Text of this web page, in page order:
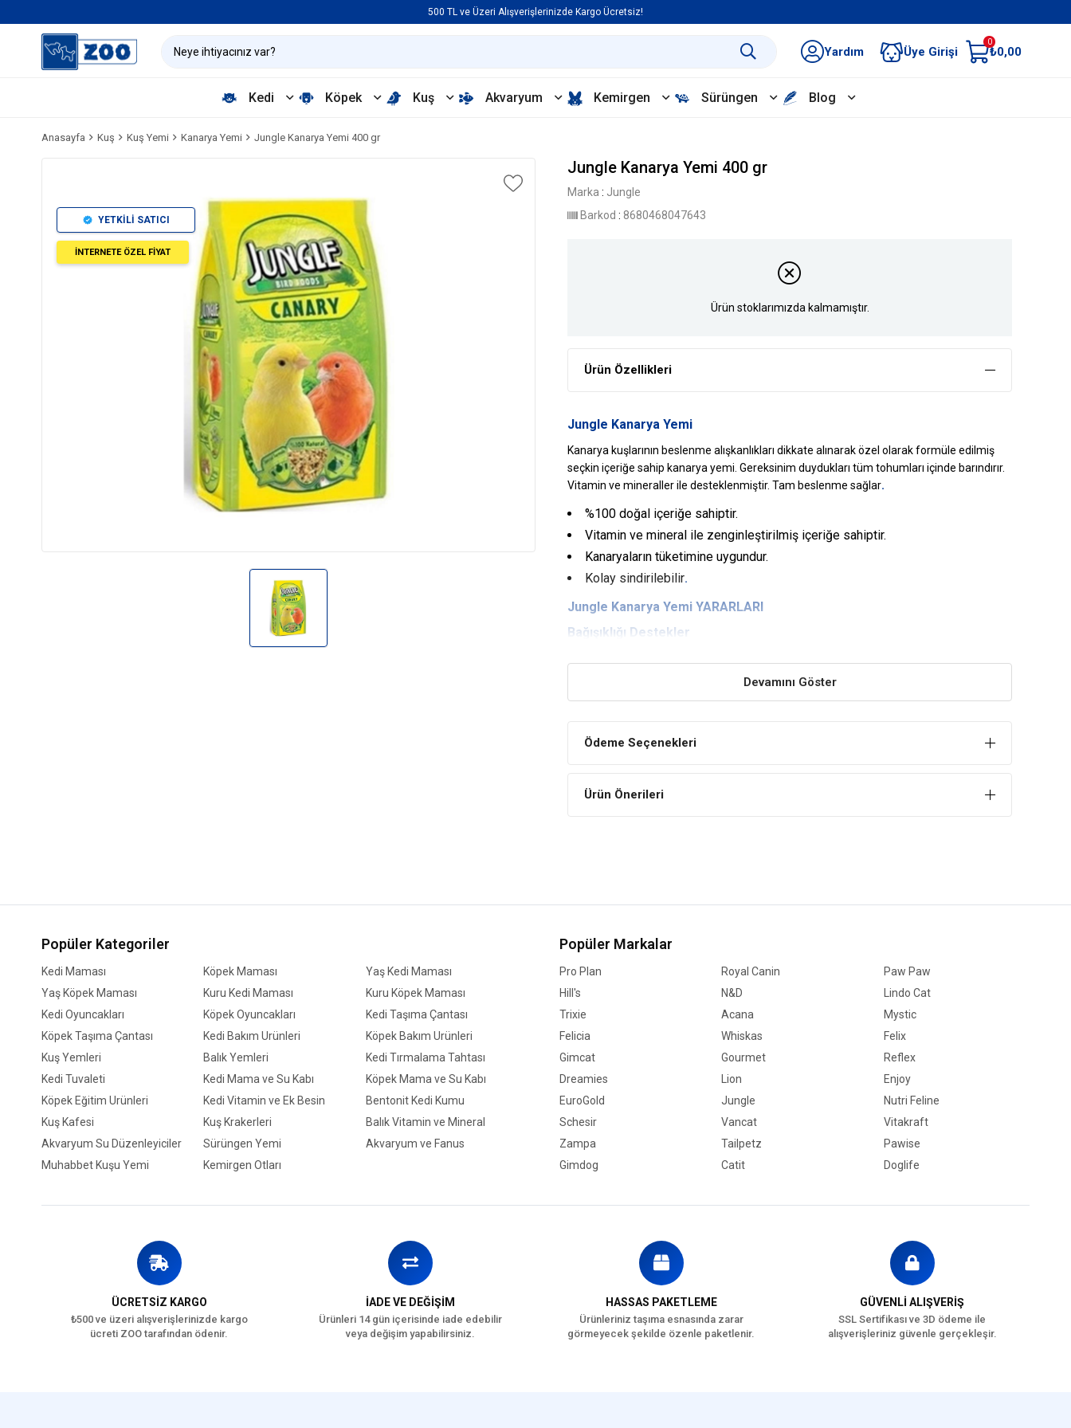
500 TL ve Üzeri Alışverişlerinizde Kargo Ücretsiz!
Yardım Üye Girişi
0
₺0,00
Kedi Köpek Kuş Akvaryum Kemirgen Sürüngen Blog
Anasayfa Kuş Kuş Yemi Kanarya Yemi Jungle Kanarya Yemi 400 gr
YETKİLİ SATICI
İNTERNETE ÖZEL FİYAT
Jungle Kanarya Yemi 400 gr
Marka : Jungle
Barkod : 8680468047643
Ürün stoklarımızda kalmamıştır.
Ürün Özellikleri
Jungle Kanarya Yemi
Kanarya kuşlarının beslenme alışkanlıkları dikkate alınarak özel olarak formüle edilmiş
seçkin içeriğe sahip kanarya yemi. Gereksinim duydukları tüm tohumları içinde barındırır.
Vitamin ve mineraller ile desteklenmiştir. Tam beslenme sağlar.
%100 doğal içeriğe sahiptir.
Vitamin ve mineral ile zenginleştirilmiş içeriğe sahiptir.
Kanaryaların tüketimine uygundur.
Kolay sindirilebilir.
Jungle Kanarya Yemi YARARLARI
Bağışıklığı Destekler
Parlak Tüyler
İÇİNDEKİLER
Nijer tohumu
Keten tohumu
Devamını Göster
Ödeme Seçenekleri
Ürün Önerileri
Popüler Kategoriler
Kedi Maması Köpek Maması
Yaş Kedi Maması
Yaş Köpek Maması
Kuru Kedi Maması
Kuru Köpek Maması
Kedi Oyuncakları
Köpek Oyuncakları
Kedi Taşıma Çantası
Köpek Taşıma Çantası
Kedi Bakım Ürünleri
Köpek Bakım Ürünleri
Kuş Yemleri
Balık Yemleri
Kedi Tırmalama Tahtası
Kedi Tuvaleti
Kedi Mama ve Su Kabı
Köpek Mama ve Su Kabı
Köpek Eğitim Ürünleri
Kedi Vitamin ve Ek Besin
Bentonit Kedi Kumu
Kuş Kafesi
Kuş Krakerleri
Balık Vitamin ve Mineral
Akvaryum Su Düzenleyiciler
Sürüngen Yemi
Akvaryum ve Fanus
Muhabbet Kuşu Yemi
Kemirgen Otları
Popüler Markalar
Pro Plan Royal Canin
Paw Paw
Hill's
N&D
Lindo Cat
Trixie
Acana
Mystic
Felicia
Whiskas
Felix
Gimcat
Gourmet
Reflex
Dreamies
Lion
Enjoy
EuroGold
Jungle
Nutri Feline
Schesir
Vancat
Vitakraft
Zampa
Tailpetz
Pawise
Gimdog
Catit Doglife
ÜCRETSİZ KARGO
₺500 ve üzeri alışverişlerinizde kargo
ücreti ZOO tarafından ödenir.
İADE VE DEĞİŞİM
Ürünleri 14 gün içerisinde iade edebilir
veya değişim yapabilirsiniz.
HASSAS PAKETLEME
Ürünleriniz taşıma esnasında zarar
görmeyecek şekilde özenle paketlenir.
GÜVENLİ ALIŞVERİŞ
SSL Sertifikası ve 3D ödeme ile
alışverişleriniz güvenle gerçekleşir.